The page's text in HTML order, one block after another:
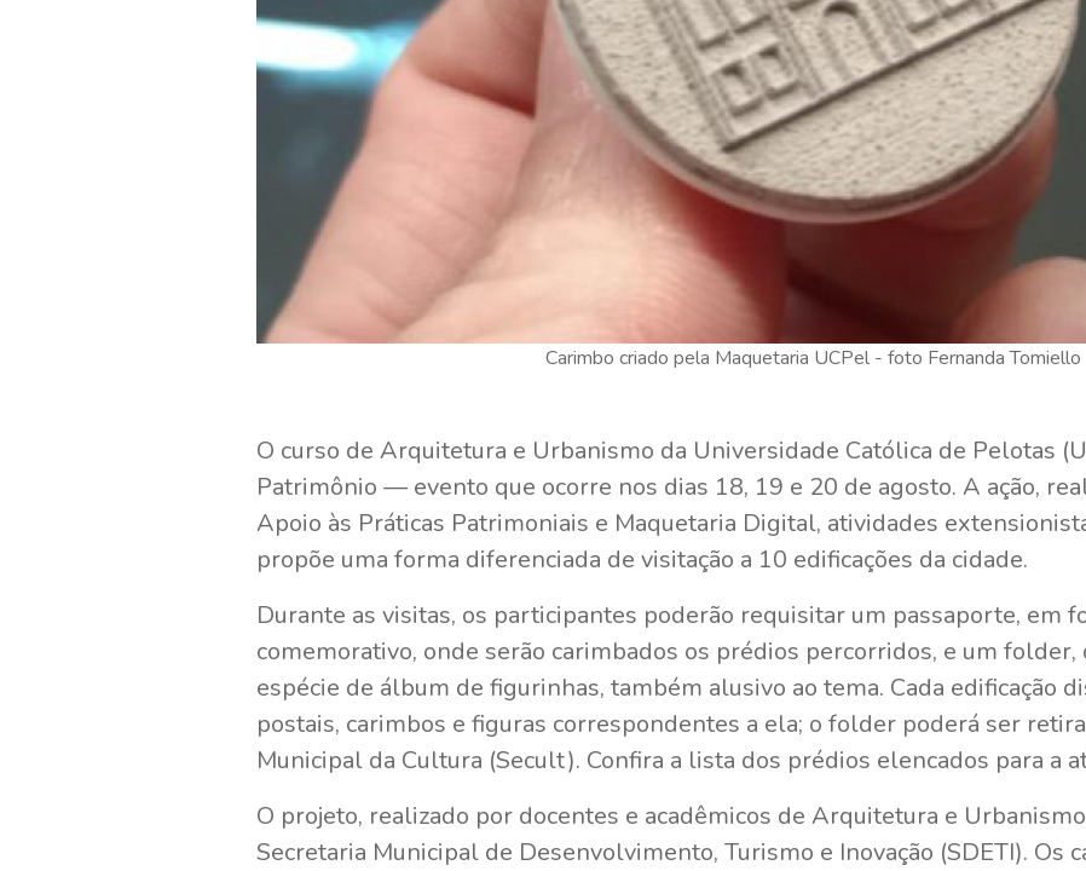
Carimbo criado pela Maquetaria UCPel - foto Fernanda Tomiello
O curso de Arquitetura e Urbanismo da Universidade Católica de Pelotas
Patrimônio — evento que ocorre nos dias 18, 19 e 20 de agosto. A ação,
Apoio às Práticas Patrimoniais e Maquetaria Digital, atividades
propõe uma forma diferenciada de visitação a 10 edificações da cidade.
Durante as visitas, os participantes poderão requisitar um passaporte, em
comemorativo, onde serão carimbados os prédios percorridos, e um folder,
espécie de álbum de figurinhas, também alusivo ao tema. Cada edificação
postais, carimbos e figuras correspondentes a ela; o folder poderá ser
Municipal da Cultura (Secult). Confira a lista dos prédios elencados para a
O projeto, realizado por docentes e acadêmicos de Arquitetura e
Secretaria Municipal de Desenvolvimento, Turismo e Inovação (SDETI). Os